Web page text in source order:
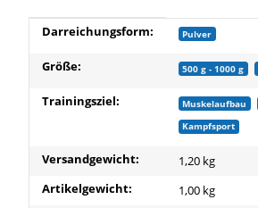
Produkteigenschaft
Wert
Darreichungsform: Pulver
Größe: 500 g - 1000 g
Trainingsziel: Muskelaufbau
Kampfsport
Versandgewicht:
1,20 kg
Artikelgewicht:
1,00 kg